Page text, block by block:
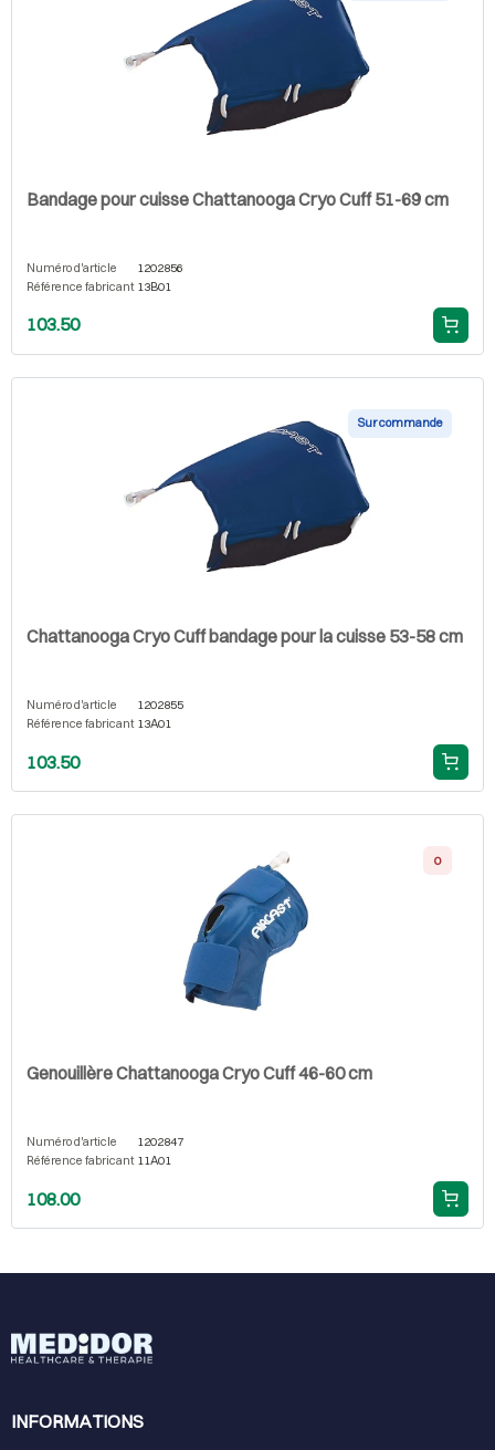
Bandage pour cuisse Chattanooga Cryo Cuff 51-69 cm
Numéro d'article
1202856
Référence fabricant 13B01
103.50
Sur commande
Chattanooga Cryo Cuff bandage pour la cuisse 53-58 cm
Numéro d'article
1202855
Référence fabricant 13A01
103.50
0
Genouillère Chattanooga Cryo Cuff 46-60 cm
Numéro d'article
1202847
Référence fabricant 11A01
108.00
INFORMATIONS